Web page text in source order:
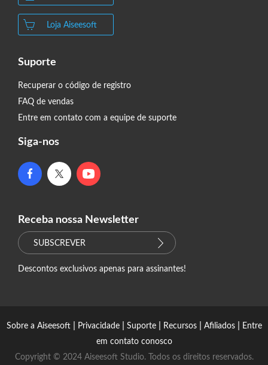
Loja Aiseesoft
Suporte
Recuperar o código de registro
FAQ de vendas
Entre em contato com a equipe de suporte
Siga-nos
Receba nossa Newsletter
SUBSCREVER
Descontos exclusivos apenas para assinantes!
Sobre a Aiseesoft| Privacidade| Suporte| Recursos| Afiliados|
Entre
em contato conosco
Copyright © 2024 Aiseesoft Studio. Todos os direitos reservados.